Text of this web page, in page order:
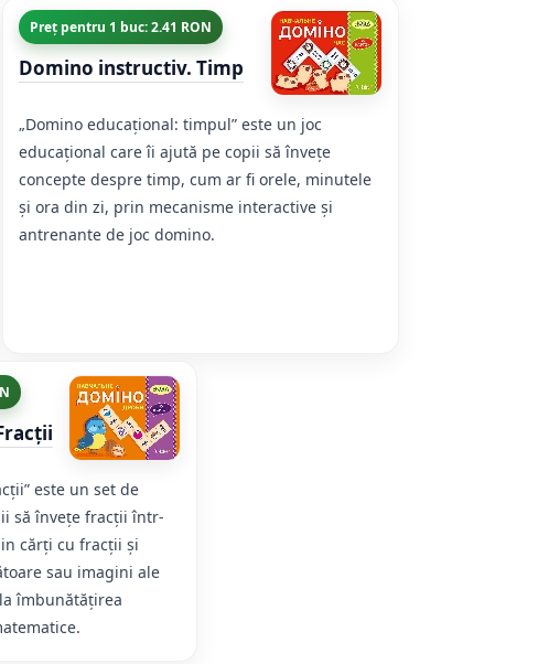
Preț pentru 1 buc: 2.41 RON
Domino instructiv. Timp
„Domino educațional: timpul” este un joc
educațional care îi ajută pe copii să învețe
concepte despre timp, cum ar fi orele, minutele
și ora din zi, prin mecanisme interactive și
antrenante de joc domino.
este un set de
să învețe fracții într-
cărți cu fracții și
sau imagini ale
îmbunătățirea